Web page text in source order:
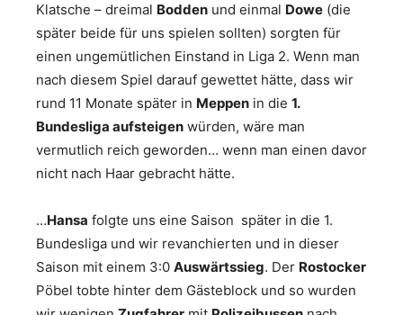
Klatsche – dreimal Bodden und einmal Dowe (die
später beide für uns spielen sollten) sorgten für
einen ungemütlichen Einstand in Liga 2. Wenn man
nach diesem Spiel darauf gewettet hätte, dass wir
rund 11 Monate später in Meppen in die 1.
Bundesliga aufsteigen würden, wäre man
vermutlich reich geworden… wenn man einen davor
nicht nach Haar gebracht hätte.
…Hansa folgte uns eine Saison später in die 1.
Bundesliga und wir revanchierten und in dieser
Saison mit einem 3:0 Auswärtssieg. Der Rostocker
Pöbel tobte hinter dem Gästeblock und so wurden